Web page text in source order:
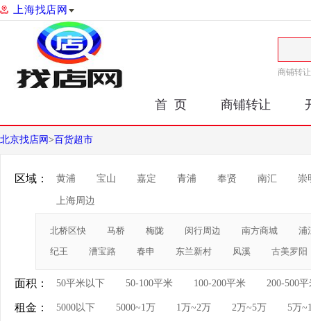
上海找店网
商铺转让
首 页 商铺转让
北京找店网 >百货超市
区域： 黄浦 宝山 嘉定 青浦 奉贤 南汇 崇
上海周边
北桥区快 马桥 梅陇 闵行周边 南方商城
浦
纪王
漕宝路 春申 东兰新村 凤溪 古美罗阳
面积： 50平米以下 50-100平米 100-200平米 200-500
租金： 5000以下 5000~1万 1万~2万 2万~5万 5万